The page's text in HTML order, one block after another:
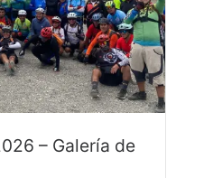
– Galería de